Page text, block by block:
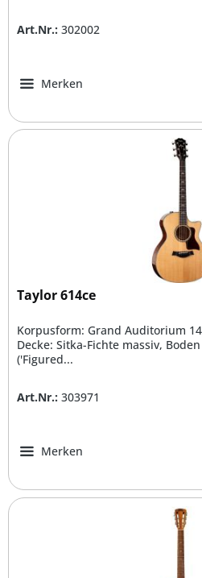
Art.Nr.: 302002
Merken
Taylor 614ce
Korpusform: Grand Auditorium
Decke: Sitka-Fichte massiv,
('Figured...
Art.Nr.: 303971
Merken